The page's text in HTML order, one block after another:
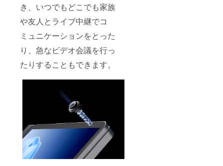
き、いつでもどこでも家族
や友人とライブ中継でコ
ミュニケーションをとった
り、急なビデオ会議を行っ
たりすることもできます。